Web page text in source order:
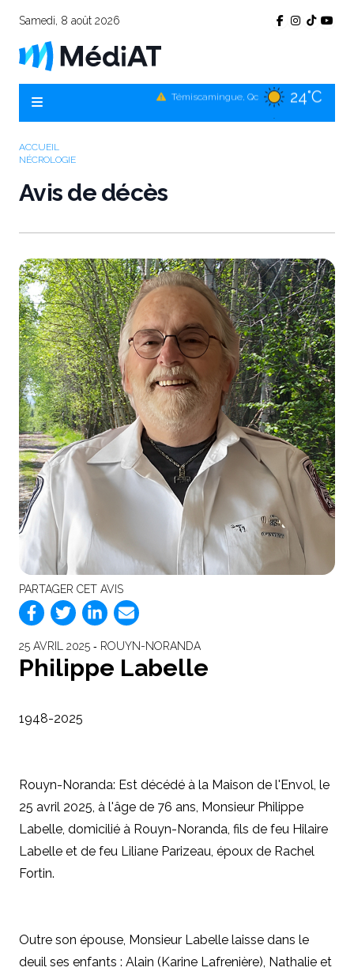
Samedi, 8 août 2026
La Sarre, Qc 20°C
ACCUEIL
NÉCROLOGIE
Avis de décès
PARTAGER CET AVIS
25 AVRIL 2025 ‐ ROUYN-NORANDA
Philippe Labelle
1948-2025
Rouyn-Noranda: Est décédé à la Maison de l'Envol, le
25 avril 2025, à l'âge de 76 ans, Monsieur Philippe
Labelle, domicilié à Rouyn-Noranda, fils de feu Hilaire
Labelle et de feu Liliane Parizeau, époux de Rachel
Fortin.
Outre son épouse, Monsieur Labelle laisse dans le
deuil ses enfants : Alain (Karine Lafrenière), Nathalie et